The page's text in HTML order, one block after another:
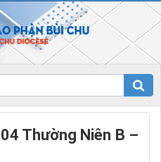
Thường Niên B –